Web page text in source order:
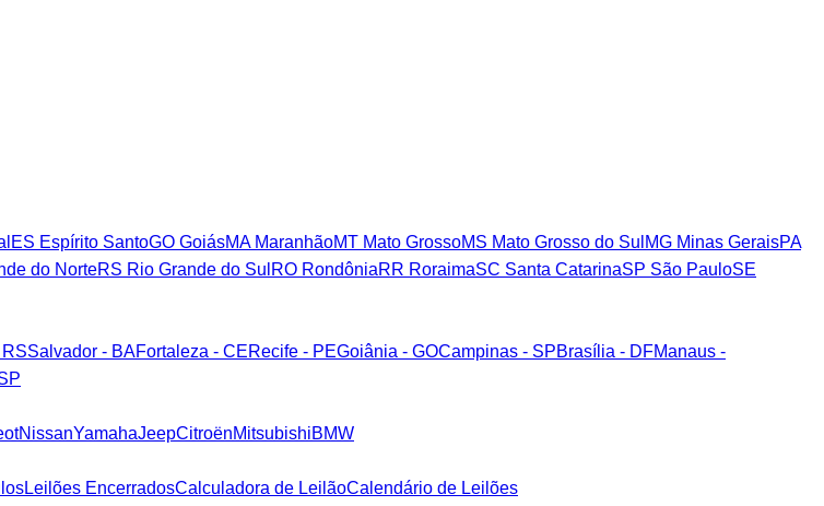
ES Espírito SantoGO GoiásMAMaranhãoMT Mato GrossoMS Mato Grosso do Sul MG Minas GeraisPA
do NorteRS Rio Grande do Sul RO RondôniaRR RoraimaSC Santa CatarinaSP São PauloSE
Salvador - BAFortaleza - CERecife - PEGoiânia - GOCampinas - SPBrasília - DFManaus -
NissanYamahaJeepCitroënMitsubishiBMW
Leilões EncerradosCalculadora de LeilãoCalendário de Leilões